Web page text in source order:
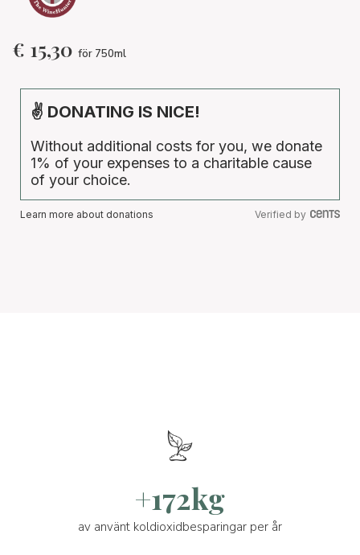
€ 15,30 för 750ml
✌ DONATING IS NICE!
Without additional costs for you, we donate
1% of your expenses to a charitable cause
of your choice.
Learn more about donations Verified by
+172kg
av använt koldioxidbesparingar per år